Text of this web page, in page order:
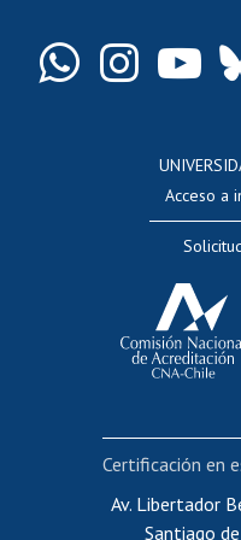
Cursos
Portal
Certificado
Acceso a
Av. Libertador
Santiago
Certificación en